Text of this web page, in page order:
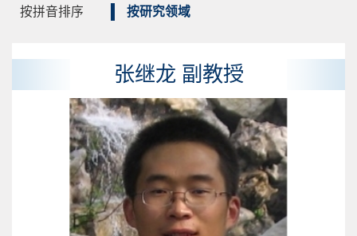
按拼音排序 按研究领域
张继龙 副教授